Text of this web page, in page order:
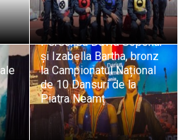
Perechea David Soponar
și Izabella Bartha, bronz
la Campionatul Național
de 10 Dansuri de la
Piatra Neamț